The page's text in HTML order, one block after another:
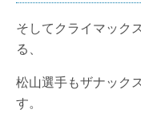
そしてクライマック
る、
松山選手もザナック
す。